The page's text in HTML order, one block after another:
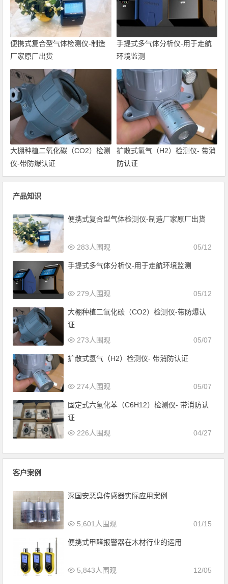
便携式复合型气体检测仪-制造
厂家原厂出货
手提式多气体分析仪-用于走航
环境监测
大棚种植二氧化碳（CO2）检测
仪-带防爆认证
扩散式氢气（H2）检测仪- 带消
防认证
产品知识
便携式复合型气体检测仪-制造厂家原厂出货
05/12
283人围观
手提式多气体分析仪-用于走航环境监测
05/12
279人围观
大棚种植二氧化碳（CO2）检测仪-带防爆认
证
05/07
273人围观
扩散式氢气（H2）检测仪- 带消防认证
05/07
274人围观
固定式六氢化苯（C6H12）检测仪- 带消防认
证
04/27
226人围观
客户案例
深国安恶臭传感器实际应用案例
01/15
5,601人围观
便携式甲醛报警器在木材行业的运用
12/05
5,843人围观